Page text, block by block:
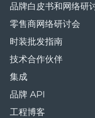
品牌白皮书和网络研
零售商网络研讨会
时装批发指南
技术合作伙伴
集成
品牌 API
工程博客